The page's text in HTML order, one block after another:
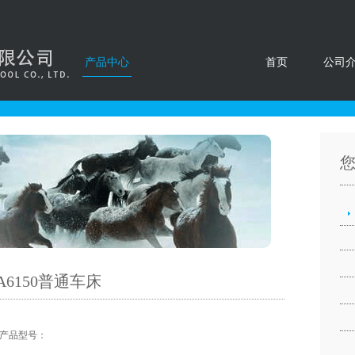
首页 公司
产品中心
普通车床
产品型号：